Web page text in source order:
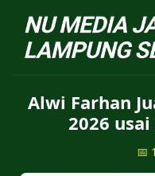
Alwi Farhan
2026
📅